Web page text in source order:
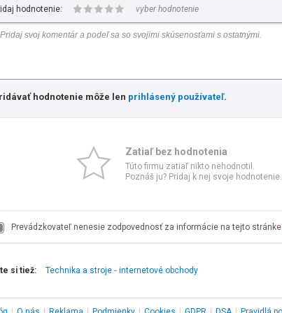
hodnotenie: vyber hodnotenie
hodnotenie môže len prihlásený používateľ.
Zatiaľ bez hodnotenia
Túto firmu zatiaľ nikto nehodnotil.
Poznáš ju? Pridaj k nej svoje hodnotenie.
Prevádzkovateľ nenesie zodpovednosť za informácie na tejto stránke.
si tiež: Technika a stroje ‑ internetové obchody